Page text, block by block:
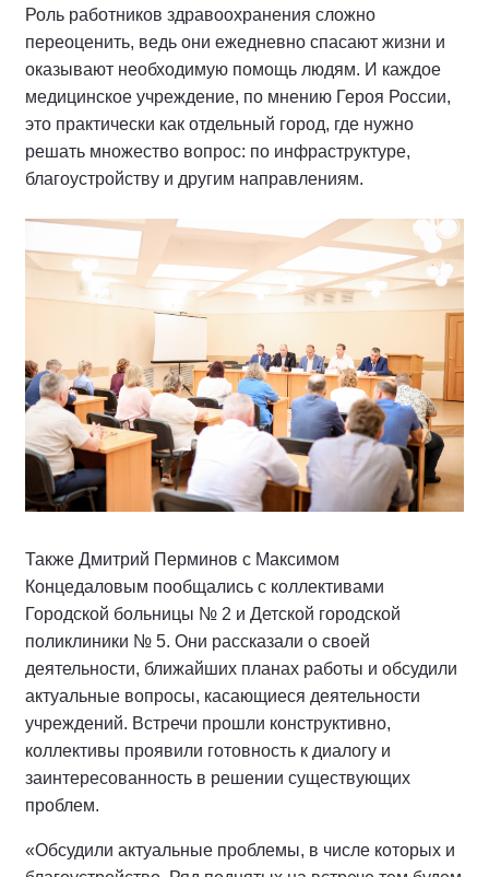
Роль работников здравоохранения сложно
переоценить, ведь они ежедневно спасают жизни и
оказывают необходимую помощь людям. И каждое
медицинское учреждение, по мнению Героя России,
это практически как отдельный город, где нужно
решать множество вопрос: по инфраструктуре,
благоустройству и другим направлениям.
Также Дмитрий Перминов с Максимом
Концедаловым пообщались с коллективами
Городской больницы № 2 и Детской городской
поликлиники № 5. Они рассказали о своей
деятельности, ближайших планах работы и обсудили
актуальные вопросы, касающиеся деятельности
учреждений. Встречи прошли конструктивно,
коллективы проявили готовность к диалогу и
заинтересованность в решении существующих
проблем.
«Обсудили актуальные проблемы, в числе которых и